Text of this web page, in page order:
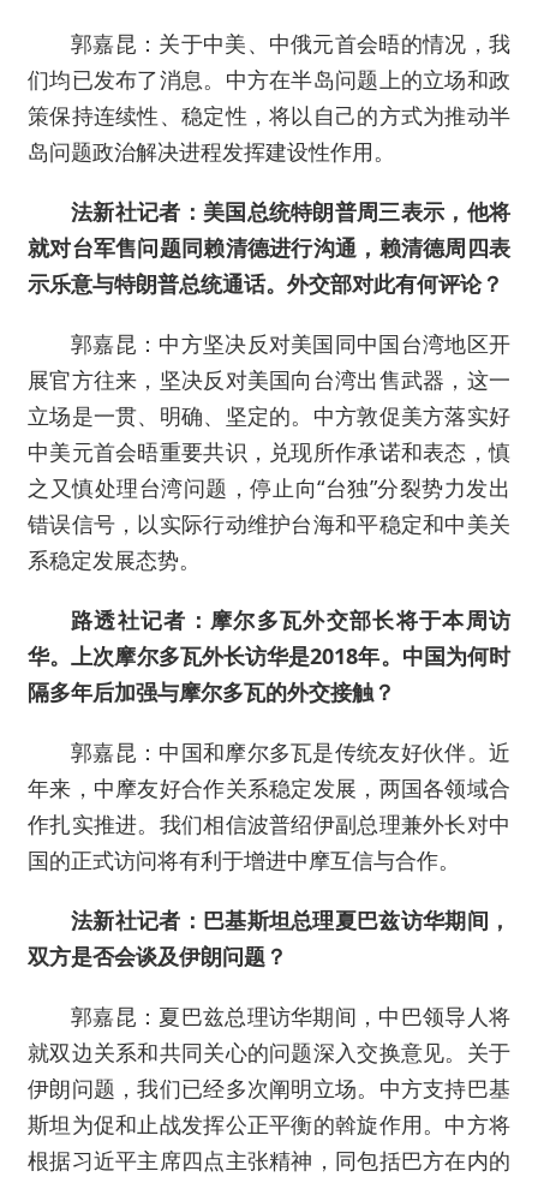
郭嘉昆：关于中美、中俄元首会晤的情况，我
们均已发布了消息。中方在半岛问题上的立场和政
策保持连续性、稳定性，将以自己的方式为推动半
岛问题政治解决进程发挥建设性作用。
法新社记者：美国总统特朗普周三表示，他将
就对台军售问题同赖清德进行沟通，赖清德周四表
示乐意与特朗普总统通话。外交部对此有何评论？
郭嘉昆：中方坚决反对美国同中国台湾地区开
展官方往来，坚决反对美国向台湾出售武器，这一
立场是一贯、明确、坚定的。中方敦促美方落实好
中美元首会晤重要共识，兑现所作承诺和表态，慎
之又慎处理台湾问题，停止向“台独”分裂势力发出
错误信号，以实际行动维护台海和平稳定和中美关
系稳定发展态势。
路透社记者：摩尔多瓦外交部长将于本周访
华。上次摩尔多瓦外长访华是2018年。中国为何时
隔多年后加强与摩尔多瓦的外交接触？
郭嘉昆：中国和摩尔多瓦是传统友好伙伴。近
年来，中摩友好合作关系稳定发展，两国各领域合
作扎实推进。我们相信波普绍伊副总理兼外长对中
国的正式访问将有利于增进中摩互信与合作。
法新社记者：巴基斯坦总理夏巴兹访华期间，
双方是否会谈及伊朗问题？
郭嘉昆：夏巴兹总理访华期间，中巴领导人将
就双边关系和共同关心的问题深入交换意见。关于
伊朗问题，我们已经多次阐明立场。中方支持巴基
斯坦为促和止战发挥公正平衡的斡旋作用。中方将
根据习近平主席四点主张精神，同包括巴方在内的